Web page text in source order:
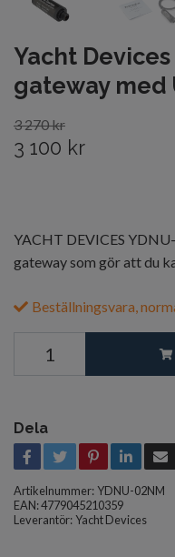
Yacht Devices
gateway med
3 270 kr
3 100 kr
YACHT DEVICES
gateway som gör att du
Beställningsvara,
Dela
Artikelnummer:YDNU-02NM
EAN: 4779045210359
Leverantör:Yacht Devices